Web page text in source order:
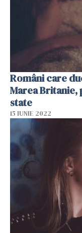
Români care
Marea
state
15 IUNIE 2022